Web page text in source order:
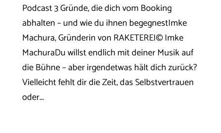
Podcast 3 Gründe, die dich vom Booking
abhalten – und wie du ihnen begegnestImke
Machura, Gründerin von RAKETEREI© Imke
MachuraDu willst endlich mit deiner Musik auf
die Bühne – aber irgendetwas hält dich zurück?
Vielleicht fehlt dir die Zeit, das Selbstvertrauen
oder...